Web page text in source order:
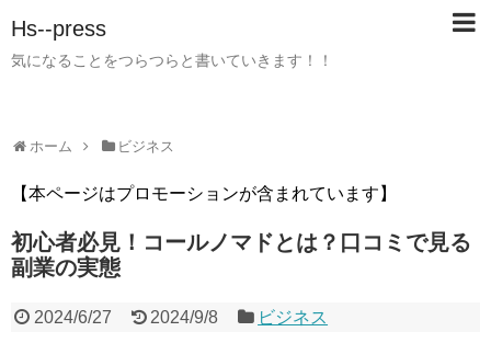
Hs--press
気になることをつらつらと書いていきます！！
ホーム ビジネス
【本ページはプロモーションが含まれています】
初心者必見！コールノマドとは？口コミで見る
副業の実態
2024/6/27 2024/9/8 ビジネス